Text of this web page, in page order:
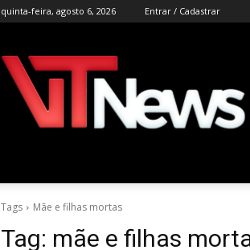
quinta-feira, agosto 6, 2026 Entrar / Cadastrar
Tags Mãe e filhas mortas
Tag: mãe e filhas